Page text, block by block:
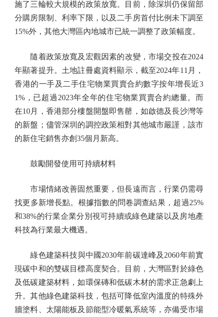
施了三輪較大規模的政策放寬。目前，除深圳仍保留部
分購房限制、利率下限，以及二手房首付比例未下調至
15%外，其他大灣區內地城市已統一調整了政策幅度。
隨着政策放寬及宏觀因素的改變，市場交投在2024
年顯著提升。土地註冊處資料顯示，截至2024年11月，
香港的一手及二手住宅物業買賣合約數字按年增長近3
1%，已超過2023年全年的住宅物業買賣合約總量。而
在10月，香港部分樓盤開盤即售罄，如啟德及長沙灣等
的新盤；儘管深圳的調控政策相對其他城市嚴謹，該市
的新住宅銷售亦創35個月新高。
鼓勵開發使用可持續材料
市場情緒改善固然重要，但長遠而言，行業仍需尋
找更多新增長點。根據指數的問卷調查結果，超過25%
和38%的行業企業分別視可持續或綠色建築以及房地產
科技為行業最大機遇。
綠色建築科技與中國2030年前碳達峰及2060年前實
現碳中和的雙碳目標高度契合。目前，大灣區對於綠色
及低碳建築材料，如環保磚和低碳木材的需求正急劇上
升。其他綠色建築科技，包括可降低室內溫度的特殊外
牆塗料、太陽能板及節能型冷暖氣系統等，亦備受市場